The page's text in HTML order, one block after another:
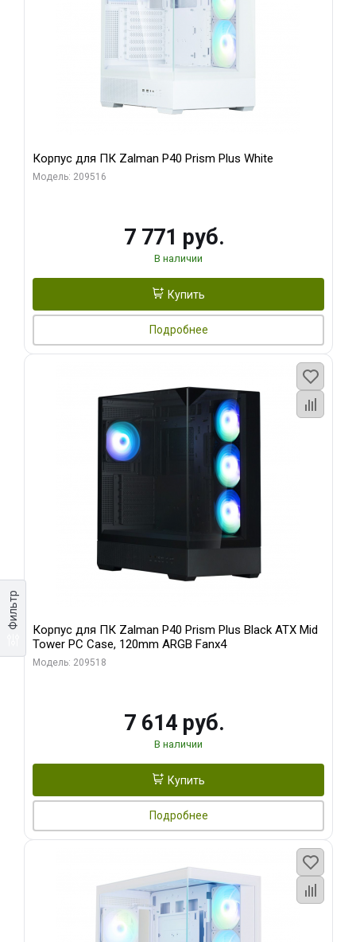
Фильтр
Корпус для ПК Zalman P40 Prism Plus White
Модель: 209516
7 771 руб.
В наличии
Купить
Подробнее
Корпус для ПК Zalman P40 Prism Plus Black ATX Mid
Tower PC Case, 120mm ARGB Fanx4
Модель: 209518
7 614 руб.
В наличии
Купить
Подробнее